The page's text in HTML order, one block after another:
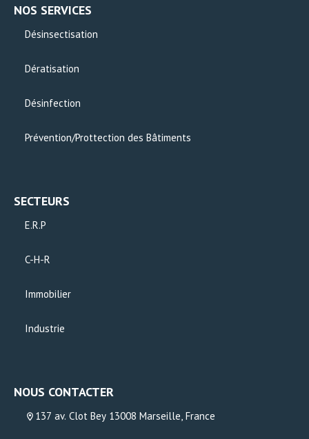
NOS SERVICES
Désinsectisation
Dératisation
Désinfection
Prévention/Prottection des Bâtiments
SECTEURS
E.R.P
C-H-R
Immobilier
Industrie
NOUS CONTACTER
137 av. Clot Bey 13008 Marseille, France